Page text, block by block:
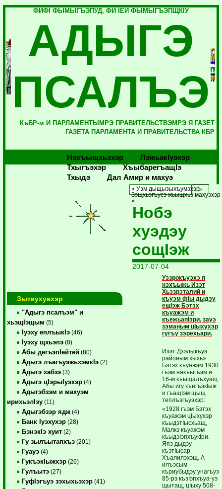
ФИФI ФЫМЫГЪЭПУД, ФИ IЕЙ ФЫМЫГЪЭПЩКIУ
АДЫГЭ
ПСАЛЪЭ
КъБР-м И ПАРЛАМЕНТЫМРЭ ПРАВИТЕЛЬСТВЭМРЭ Я ГАЗЕТ
ГАЗЕТА ПАРЛАМЕНТА И ПРАВИТЕЛЬСТВА КБР
Нэхъыщхьэхэр
Лэжьакlуэхэр
Тхыгъэхэр
Хъыбарегъащlэ
Тхыдэ
Дал Амир и махуэ
Зытеухуахэр
"Адыгэ псалъэм" и
хьэщIэщым (5)
Iуэху еплъыкIэ (46)
Iуэху щхьэпэ (8)
Абы дегъэпIейтей (80)
Адыгэ лъагъуэжьхэмкIэ (2)
Адыгэ хабзэ (3)
Адыгэ цIэрыIуэхэр (4)
Адыгэбзэм и махуэм
ирихьэлIэу (11)
Адыгэбзэр ядж (4)
Банк Iуэхухэр (28)
БэнэкIэ хуит (2)
Гу зылъытапхъэ (201)
Гуауэ (4)
ГукъэкIыжхэр (26)
Гулъытэ (27)
ГуфIэгъуэ зэхыхьэхэр (41)
« Уэм дыщызыхъумэхэр
Зэщхьэгъусэ жьыщхьэ махуэхэр
»
Нобэ
хуэдэу
сощIэж
2017-07-04
Уэзрокъуэхэ я
нэхъыжь Изэт
Хьэзрэталий и
къуэм фIы дыдэу
ещIэж Бэтэх
къуажэм и
къежьапIэри, зауэ
зэманым цIыхухэр
гугъу зэрехьари.
Изэт Дзэлыкъуэ
районым хыхьэ
Бэтэх къуажэм 1930
гъэм накъыгъэм и
16-м къыщалъхуащ.
Абы игу къегъэкIыж
и гъащIэм щыщ
теплъэгъуэхэр:
«1928 гъэм Бэтэх
къуажэм цIыхухэр
къыдэтIысхьащ,
Малкэ къуажэм
къыдэIэпхъукIри.
Япэ дыдэу
къэтIысар
Хъалилэхэщ. А
илъэсым
къриубыдэу унагъуэ
85-рэ къэIэпхъуа-уэ
щытащ, цIыху 508-